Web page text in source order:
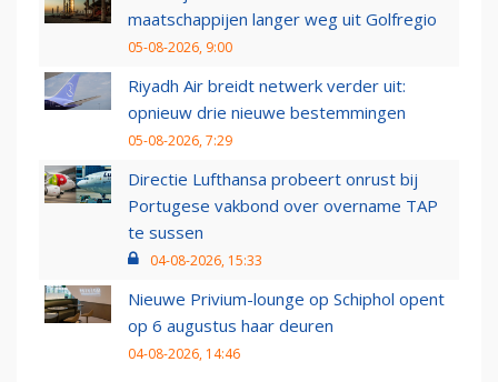
maatschappijen langer weg uit Golfregio
05-08-2026, 9:00
Riyadh Air breidt netwerk verder uit:
opnieuw drie nieuwe bestemmingen
05-08-2026, 7:29
Directie Lufthansa probeert onrust bij
Portugese vakbond over overname TAP
te sussen
04-08-2026, 15:33
Nieuwe Privium-lounge op Schiphol opent
op 6 augustus haar deuren
04-08-2026, 14:46